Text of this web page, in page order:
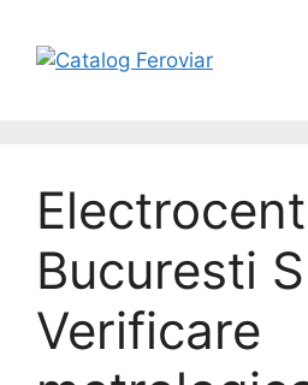
Bucuresti
Verificare